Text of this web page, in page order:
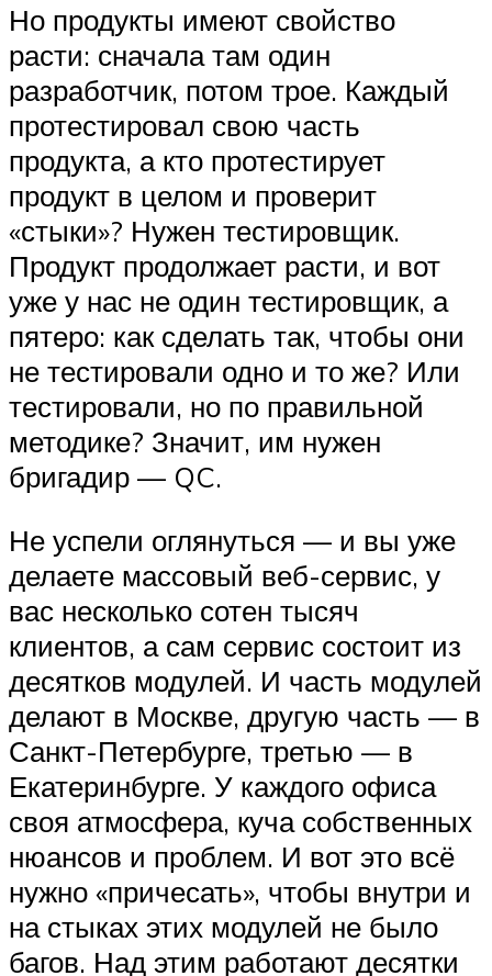
Но продукты имеют свойство
расти: сначала там один
разработчик, потом трое. Каждый
протестировал свою часть
продукта, а кто протестирует
продукт в целом и проверит
«стыки»? Нужен тестировщик.
Продукт продолжает расти, и вот
уже у нас не один тестировщик, а
пятеро: как сделать так, чтобы они
не тестировали одно и то же? Или
тестировали, но по правильной
методике? Значит, им нужен
бригадир — QC.
Не успели оглянуться — и вы уже
делаете массовый веб-сервис, у
вас несколько сотен тысяч
клиентов, а сам сервис состоит из
десятков модулей. И часть модулей
делают в Москве, другую часть — в
Санкт-Петербурге, третью — в
Екатеринбурге. У каждого офиса
своя атмосфера, куча собственных
нюансов и проблем. И вот это всё
нужно «причесать», чтобы внутри и
на стыках этих модулей не было
багов. Над этим работают десятки